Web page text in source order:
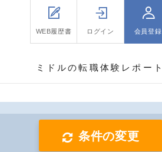
WEB履歴書 ログイン 会員登録
ミドルの転職体験レポート
条件の変更